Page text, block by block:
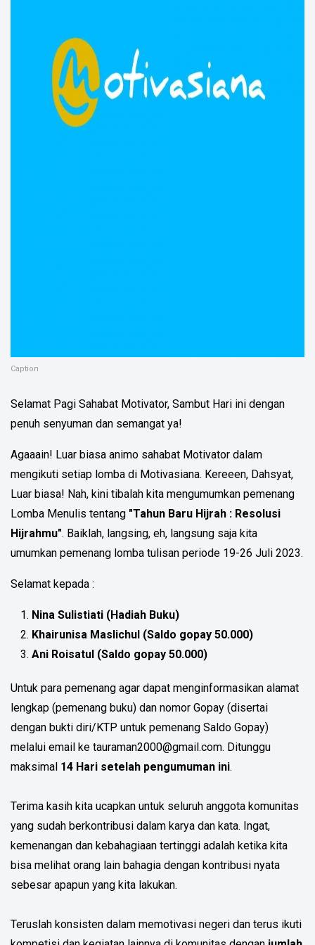
Caption
Selamat Pagi Sahabat Motivator, Sambut Hari ini dengan
penuh senyuman dan semangat ya!
Agaaain! Luar biasa animo sahabat Motivator dalam
mengikuti setiap lomba di Motivasiana. Kereeen, Dahsyat,
Luar biasa! Nah, kini tibalah kita mengumumkan pemenang
Lomba Menulis tentang "Tahun Baru Hijrah : Resolusi
Hijrahmu". Baiklah, langsing, eh, langsung saja kita
umumkan pemenang lomba tulisan periode 19-26 Juli 2023.
Selamat kepada :
Nina Sulistiati (Hadiah Buku)
Khairunisa Maslichul (Saldo gopay 50.000)
Ani Roisatul (Saldo gopay 50.000)
Untuk para pemenang agar dapat menginformasikan alamat
lengkap (pemenang buku) dan nomor Gopay (disertai
dengan bukti diri/KTP untuk pemenang Saldo Gopay)
melalui email ke tauraman2000@gmail.com. Ditunggu
maksimal 14 Hari setelah pengumuman ini.
Terima kasih kita ucapkan untuk seluruh anggota komunitas
yang sudah berkontribusi dalam karya dan kata. Ingat,
kemenangan dan kebahagiaan tertinggi adalah ketika kita
bisa melihat orang lain bahagia dengan kontribusi nyata
sebesar apapun yang kita lakukan.
Teruslah konsisten dalam memotivasi negeri dan terus ikuti